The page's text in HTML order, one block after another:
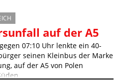
auf der A5
07:10 Uhr lenkte ein 40-
seinen Kleinbus der Marke
auf der A5 von Polen